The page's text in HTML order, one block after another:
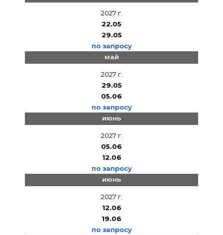
2027 г.
22.05
29.05
по запросу
май
2027 г.
29.05
05.06
по запросу
июнь
2027 г.
05.06
12.06
по запросу
июнь
2027 г.
12.06
19.06
по запросу